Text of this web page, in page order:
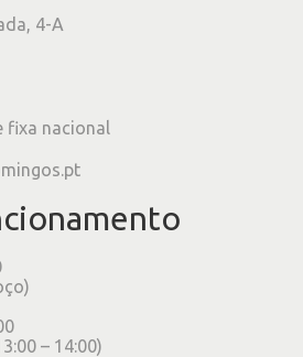
4-A
fixa nacional
– 14:00)